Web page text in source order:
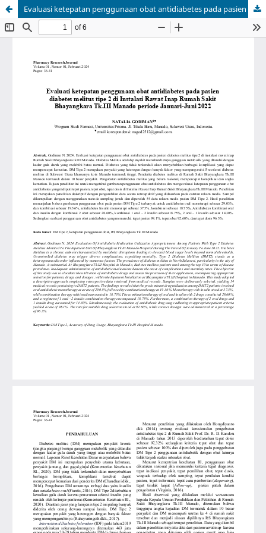
Evaluasi ketepatan penggunaan obat antidiabetes pada pasien diabetes melitus tipe 2 di Instalasi Rawat Inap Rumah Sakit Bhayangkara Tk.III Manado periode Januari-Juni 2022